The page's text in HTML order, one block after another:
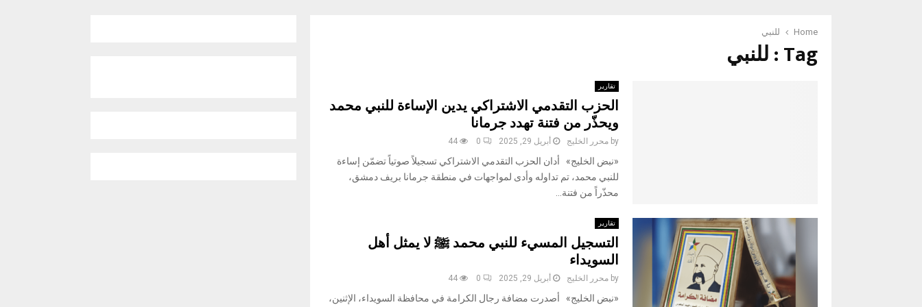
Home للنبي
Tag : للنبي
تقارير
الحزب التقدمي الاشتراكي يدين الإساءة للنبي محمد
ويحذّر من فتنة تهدد جرمانا
by محرر الخليج أبريل 29, 2025 0
44
«نبض الخليج» أدان الحزب التقدمي الاشتراكي تسجيلاً صوتياً تضمّن إساءة
للنبي محمد، تم تداوله وأدى لمواجهات في منطقة جرمانا بريف دمشق،
محذّراً من فتنة...
تقارير
التسجيل المسيء للنبي محمد ﷺ لا يمثل أهل
السويداء
by محرر الخليج أبريل 29, 2025 0
44
«نبض الخليج» أصدرت مضافة رجال الكرامة في محافظة السويداء، الإثنين،